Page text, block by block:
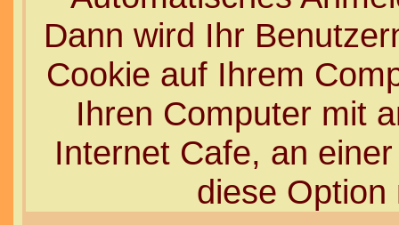
Dann wird Ihr
Cookie auf Ihrem
Ihren Computer mit
Internet Cafe, an
diese Option